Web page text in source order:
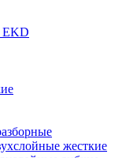
EKD
жесткие